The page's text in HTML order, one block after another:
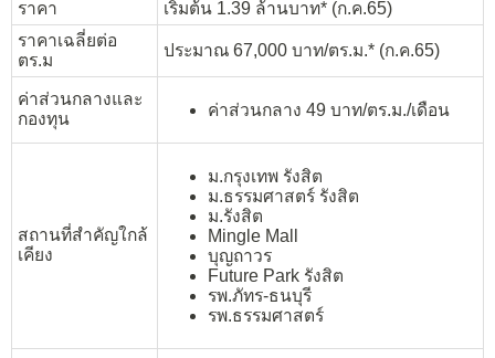
ราคา
เริ่มต้น 1.39 ล้านบาท* (ก.ค.65)
ราคาเฉลี่ยต่อ
ตร.ม
ประมาณ 67,000 บาท/ตร.ม.* (ก.ค.65)
ค่าส่วนกลางและ
กองทุน
ค่าส่วนกลาง 49 บาท/ตร.ม./เดือน
สถานที่สำคัญใกล้
เคียง
ม.กรุงเทพ รังสิต
ม.ธรรมศาสตร์ รังสิต
ม.รังสิต
Mingle Mall
บุญถาวร
Future Park รังสิต
รพ.ภัทร-ธนบุรี
รพ.ธรรมศาสตร์